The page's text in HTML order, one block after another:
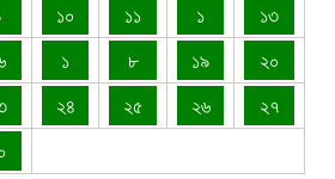
১০ ১১ ১
১৩
১ ৮ ১৯
২০
২৪ ২৫ ২৬
২৭